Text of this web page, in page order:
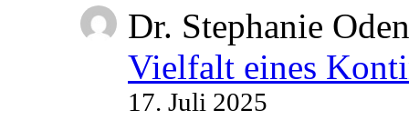
Dr. Stephanie
Vielfalt eines
17. Juli 2025